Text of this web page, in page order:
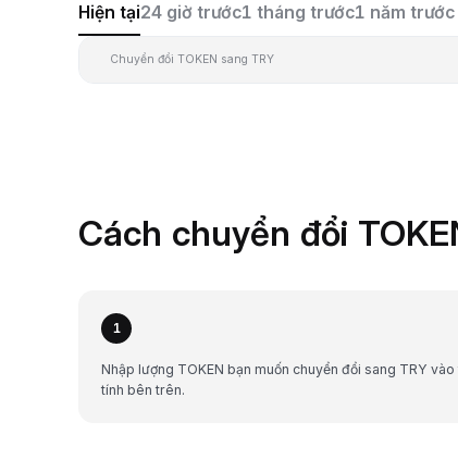
Hiện tại24 giờ trước1 tháng trước1 năm trước
Chuyển đổi TOKEN sang TRY
Cách chuyển đổi
1
Nhập lượng TOKEN bạn muốn chuyển đổi sang TRY vào
tính bên trên.